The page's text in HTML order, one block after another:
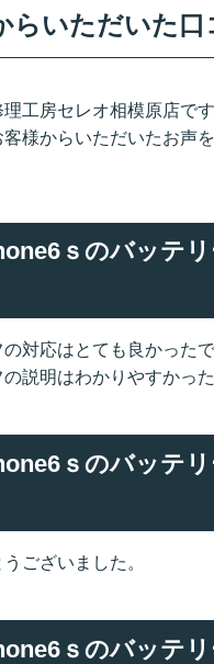
らいただいた口
理工房セレオ相模原店です
様からいただいたお声
ｓのバッテ
の対応はとても良かった
の説明はわかりやすかっ
ｓのバッテ
ございました。
ｓのバッテ